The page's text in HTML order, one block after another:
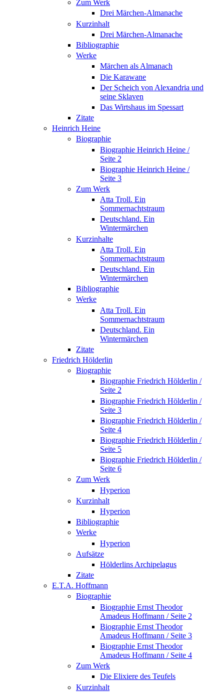
Zum Werk
Drei Märchen-Almanache
Kurzinhalt
Drei Märchen-Almanache
Bibliographie
Werke
Märchen als Almanach
Die Karawane
Der Scheich von Alexandria und
seine Sklaven
Das Wirtshaus im Spessart
Zitate
Heinrich Heine
Biographie
Biographie Heinrich Heine /
Seite 2
Biographie Heinrich Heine /
Seite 3
Zum Werk
Atta Troll. Ein
Sommernachtstraum
Deutschland. Ein
Wintermärchen
Kurzinhalte
Atta Troll. Ein
Sommernachtstraum
Deutschland. Ein
Wintermärchen
Bibliographie
Werke
Atta Troll. Ein
Sommernachtstraum
Deutschland. Ein
Wintermärchen
Zitate
Friedrich Hölderlin
Biographie
Biographie Friedrich Hölderlin /
Seite 2
Biographie Friedrich Hölderlin /
Seite 3
Biographie Friedrich Hölderlin /
Seite 4
Biographie Friedrich Hölderlin /
Seite 5
Biographie Friedrich Hölderlin /
Seite 6
Zum Werk
Hyperion
Kurzinhalt
Hyperion
Bibliographie
Werke
Hyperion
Aufsätze
Hölderlins Archipelagus
Zitate
E.T.A. Hoffmann
Biographie
Biographie Ernst Theodor
Amadeus Hoffmann / Seite 2
Biographie Ernst Theodor
Amadeus Hoffmann / Seite 3
Biographie Ernst Theodor
Amadeus Hoffmann / Seite 4
Zum Werk
Die Elixiere des Teufels
Kurzinhalt